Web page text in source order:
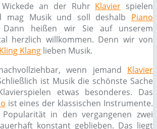
an der Ruhr Klavier spielen
mag Musik und soll deshalb Piano
Dann heißen wir Sie auf unserem
herzlich willkommen. Denn wir von
Klang lieben Musik.
wenn jemand Klavier
ist Musik die schönste Sache
etwas besonderes. Das
ist eines der klassischen Instrumente.
in den vergangenen zwei
konstant geblieben. Das liegt